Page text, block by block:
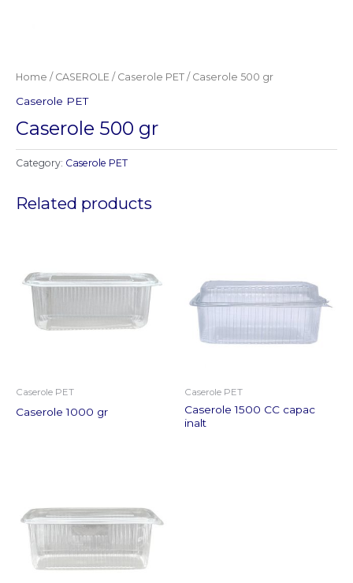
Home / CASEROLE / Caserole PET / Caserole 500 gr
Caserole PET
Caserole 500 gr
Category: Caserole PET
Related products
Caserole PET
Caserole 1000 gr
Caserole PET
Caserole 1500 CC capac
inalt